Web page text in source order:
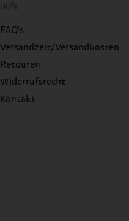
Hilfe
FAQ's
Versandzeit/Versandkosten
Retouren
Widerrufsrecht
Kontakt